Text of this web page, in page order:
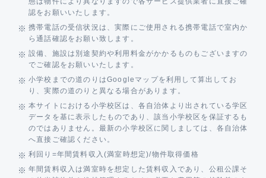
認をお願いいたします。
携帯電話の受信状況は、実際にご使用される携帯電話で室内か
ら通話確認をお願い致します。
設備、施設は別途契約や利用料金がかかるものもございますの
でご確認をお願いいたします。
小学校までの道のりはGoogleマップを利用して算出してお
り、実際の道のりと異なる場合があります。
本サイトにおける小学校区は、各自治体より出されている学区
データを基に表示したものであり、該当小学校区を保証するも
のではありません。最新の小学校区に関しましては、各自治体
へ直接ご確認ください。
利回り=年間賃料収入(満室時想定)/物件取得価格
年間賃料収入は満室時を想定した賃料収入であり、公租公課そ